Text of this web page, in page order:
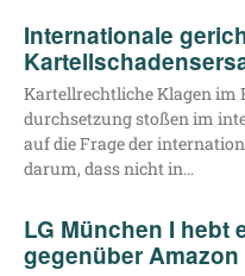
Internationale
Kar­tell­recht­li­che Kla­gen im
durch­set­zung sto­ßen im
auf die Fra­ge der
dar­um, dass nicht in…
LG München I hebt
gegenüber Amazon